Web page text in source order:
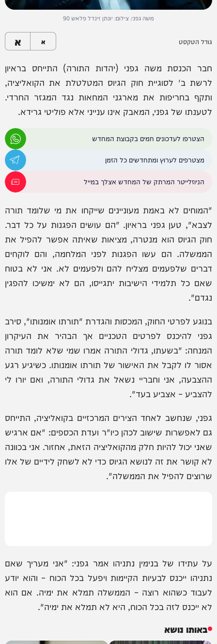
משה גפני. צילום: יונתן זינדל פלאש 90
גודל הטקסט א א
חבר הכנסת משה גפני (יהדות התורה) התייחס בראיון
לרשת ב' לסוגיית חוק הגיוס המטלטלת את הקואליציה,
ותקף בחריפות את מארגני המחאות נגד המגזר החרדי.
לטענתו של גפני, המאבק אינו ענייני אלא פוליטי גרידא.
הצטרפו לעדכונים חמים בקבוצת המחדש
מצטרפים לערוץ ומתחדשים כל הזמן
הניוזלייטר המרתק של המחדש אצלך במייל
"המוחים לא באמת מעוניינים שייקחו את מי שלומד תורה
לצבא", טען גפני בראיון. "הם עושים הפגנות על כל דבר.
חוק הגיוס הוא מנטרה, מציאות שאיתה אפשר להפיל את
הממשלה. הם עשו הפגנות לפני המלחמה, והם לוקחים
דברים שלפעמים מצליח להם ולפעמים לא. אני לא בטוח
שאם כל תלמידי הישיבות יתגייסו, הם לא ימשיכו להפגין
נגדם".
בנוגע לפרטי החוק, המכסות והגדרת "תורתו אומנותו", סירב
גפני להיכנס לפרטים הטכניים אך הבהיר את העיקרון
המנחה: "בשעתו, גדולי התורה אמרו שמי שלא לומד תורה
אסור לו לקבל את האישור של תורתו אומנותו. כשיגיע רגע
ההצבעה, אני וחבריי נשאל את גדולי התורה, ואם יורו לי
להצביע – אצביע בעד".
גפני, שנחשב לאחד הצירים המרכזיים בקואליציה, התייחס
גם לאפשרות שישוב לכהן כיו"ר ועדת הכספים: "אם ארגיש
שאני יכול להיות חלק מהקואליציה הזאת, אחזור. אני בכוונה
לא קושר את זה לנושא הגיוס כדי לא לשחק לידיים של אלו
שרוצים להפיל את הממשלה".
על עתידו של בנימין נתניהו אמר גפני: "אני מעריך שאם
נתניהו ייכנס לבעיות הקיימות ויפעל בכל הכוח – והוא יודע
לעבוד כשהוא רוצה – הממשלה תמלא את ימיה. אם הוא
לא ייכנס לזה בכל הכוח, היא לא תמלא את ימיה".
באותו נושא